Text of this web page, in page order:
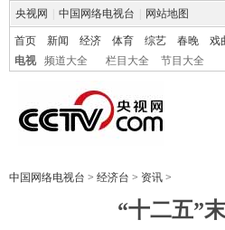
央视网 中国网络电视台 网站地图
首页 新闻 经济 体育 综艺 春晚 戏
电视
频道大全 栏目大全 节目大全
中国网络电视台 > 经济台 > 资讯 >
“十二五”